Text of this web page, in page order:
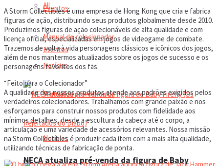
All
Eventos
Manual do colecionador
Notícias
Eventos
Manual do colecionador
Notícias
NECA atualiza pré-venda da figura de Baby
A Storm Collectibles é uma empresa de Hong Kong que cria e fabrica
figuras de ação, distribuindo seus produtos globalmente desde 2010.
Produzimos figuras de ação colecionáveis ​​de alta qualidade e com
licença oficial, especializadas em jogos de videogame de combate.
Trazemos de volta à vida personagens clássicos e icônicos dos jogos,
além de nos mantermos atualizados sobre os jogos de sucesso e os
personagens favoritos dos fãs.
“Feito para o Colecionador”
A qualidade dos nossos produtos atende aos padrões exigidos pelos
verdadeiros colecionadores. Trabalhamos com grande paixão e nos
esforçamos para construir nossos produtos com fidelidade aos
mínimos detalhes, desde a escultura da cabeça até o corpo, a
articulação e uma variedade de acessórios relevantes. Nossa missão
na Storm Collectibles é produzir cada item com a mais alta qualidade,
utilizando técnicas de fabricação de ponta.